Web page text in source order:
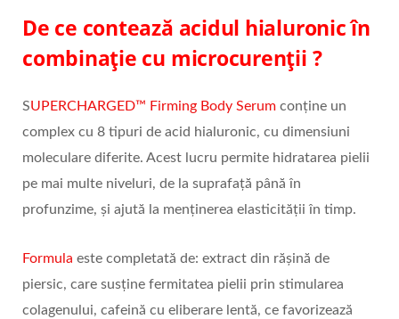
De ce contează acidul hialuronic în
combinație cu microcurenții ?
SUPERCHARGED™ Firming Body Serum conține un
complex cu 8 tipuri de acid hialuronic, cu dimensiuni
moleculare diferite. Acest lucru permite hidratarea pielii
pe mai multe niveluri, de la suprafață până în
profunzime, și ajută la menținerea elasticității în timp.
Formula este completată de: extract din rășină de
piersic, care susține fermitatea pielii prin stimularea
colagenului, cafeină cu eliberare lentă, ce favorizează